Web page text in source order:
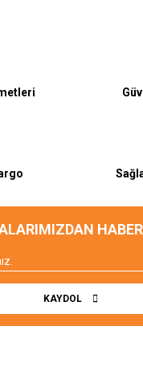
KAYDOL